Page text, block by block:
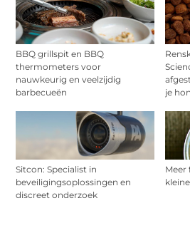
BBQ grillspit en BBQ
thermometers voor
nauwkeurig en veelzijdig
barbecueën
je
Sitcon: Specialist in
beveiligingsoplossingen en
discreet onderzoek
Meer